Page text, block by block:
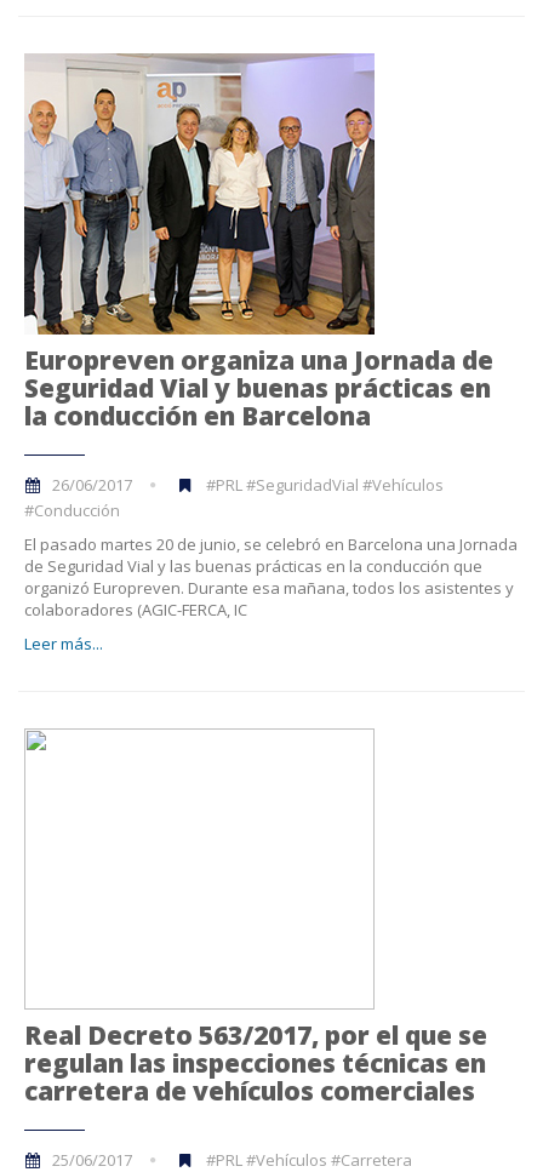
Europreven organiza una Jornada de
Seguridad Vial y buenas prácticas en
la conducción en Barcelona
26/06/2017
#PRL #SeguridadVial #Vehículos
#Conducción
El pasado martes 20 de junio, se celebró en Barcelona una Jornada
de Seguridad Vial y las buenas prácticas en la conducción que
organizó Europreven. Durante esa mañana, todos los asistentes y
colaboradores (AGIC-FERCA, IC
Leer más...
Real Decreto 563/2017, por el que se
regulan las inspecciones técnicas en
carretera de vehículos comerciales
25/06/2017 #PRL #Vehículos #Carretera